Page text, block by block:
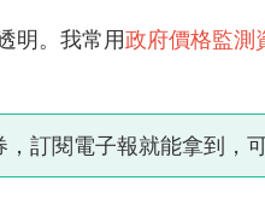
明。我常用政府價格監測
訂閱電子報就能拿到，